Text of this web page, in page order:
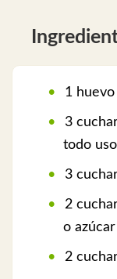
1
3
todo uso
3
2
o
2